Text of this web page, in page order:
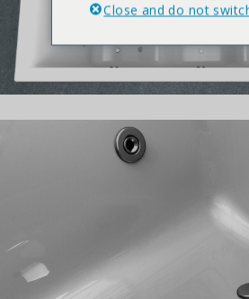
Close and do not